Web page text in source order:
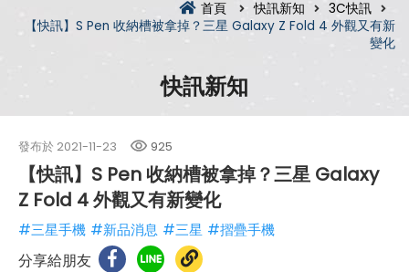
首頁 快訊新知
3C快訊
【快訊】S Pen 收納槽被拿掉？三星 Galaxy Z Fold 4 外觀又有新
變化
快訊新知
發布於 2021-11-23 925
【快訊】S Pen 收納槽被拿掉？三星 Galaxy
Z Fold 4 外觀又有新變化
#三星手機 #新品消息 #三星 #摺疊手機
分享給朋友